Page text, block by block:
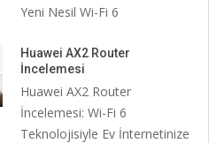
Yeni Nesil Wi-Fi 6
Huawei AX2 Router
İncelemesi
Huawei AX2 Router
İncelemesi: Wi-Fi 6
Teknolojisiyle Ev İnternetinize